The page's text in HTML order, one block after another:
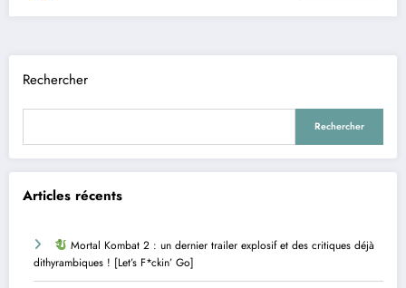
Rechercher
Rechercher
Articles récents
Mortal Kombat 2 : un dernier trailer explosif et des critiques déjà
dithyrambiques ! [Let’s F*ckin’ Go]